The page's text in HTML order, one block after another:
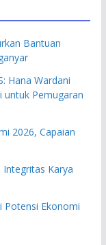
Bantuan
Hana Wardani
untuk Pemugaran
2026, Capaian
Karya
Potensi Ekonomi